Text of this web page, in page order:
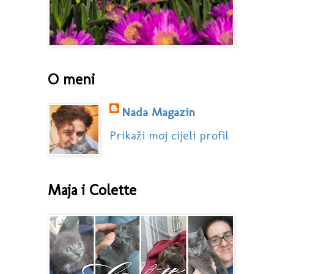
O meni
Nada Magazin
Prikaži moj cijeli profil
Maja i Colette